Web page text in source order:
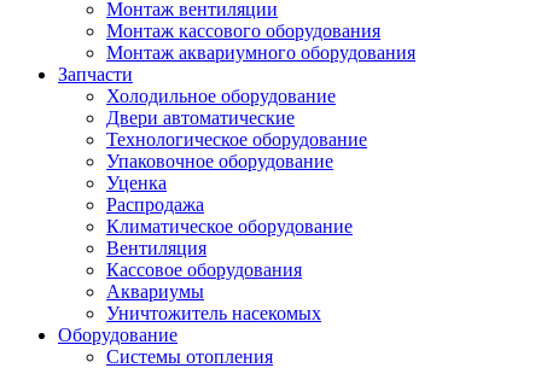
Монтаж вентиляции
Монтаж кассового оборудования
Монтаж аквариумного оборудования
Запчасти
Холодильное оборудование
Двери автоматические
Технологическое оборудование
Упаковочное оборудование
Уценка
Распродажа
Климатическое оборудование
Вентиляция
Кассовое оборудования
Аквариумы
Уничтожитель насекомых
Оборудование
Системы отопления